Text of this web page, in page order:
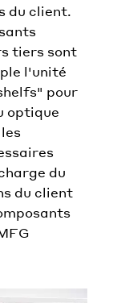
du client.
tiers sont
l'unité
pour
optique
du
du client